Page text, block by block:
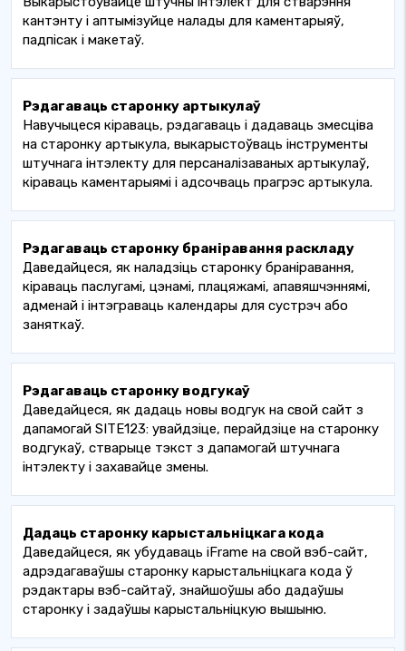
кантэнту і аптымізуйце налады для каментарыяў,
падпісак і макетаў.
Рэдагаваць старонку артыкулаў
Навучыцеся кіраваць, рэдагаваць і дадаваць змесціва
на старонку артыкула, выкарыстоўваць інструменты
штучнага інтэлекту для персаналізаваных артыкулаў,
кіраваць каментарыямі і адсочваць прагрэс артыкула.
Рэдагаваць старонку браніравання раскладу
Даведайцеся, як наладзіць старонку браніравання,
кіраваць паслугамі, цэнамі, плацяжамі, апавяшчэннямі,
адменай і інтэграваць календары для сустрэч або
заняткаў.
Рэдагаваць старонку водгукаў
Даведайцеся, як дадаць новы водгук на свой сайт з
дапамогай SITE123: увайдзіце, перайдзіце на старонку
водгукаў, стварыце тэкст з дапамогай штучнага
інтэлекту і захавайце змены.
Дадаць старонку карыстальніцкага кода
Даведайцеся, як убудаваць iFrame на свой вэб-сайт,
адрэдагаваўшы старонку карыстальніцкага кода ў
рэдактары вэб-сайтаў, знайшоўшы або дадаўшы
старонку і задаўшы карыстальніцкую вышыню.